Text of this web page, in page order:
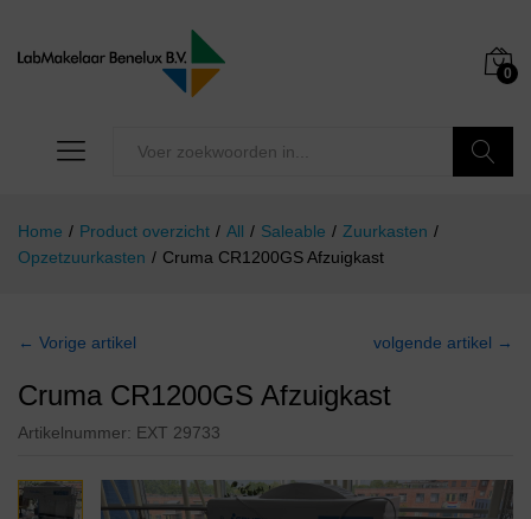
0
Home / Product overzicht / All / Saleable / Zuurkasten /
Opzetzuurkasten / Cruma CR1200GS Afzuigkast
← Vorige artikel volgende artikel →
Cruma CR1200GS Afzuigkast
Artikelnummer: EXT 29733